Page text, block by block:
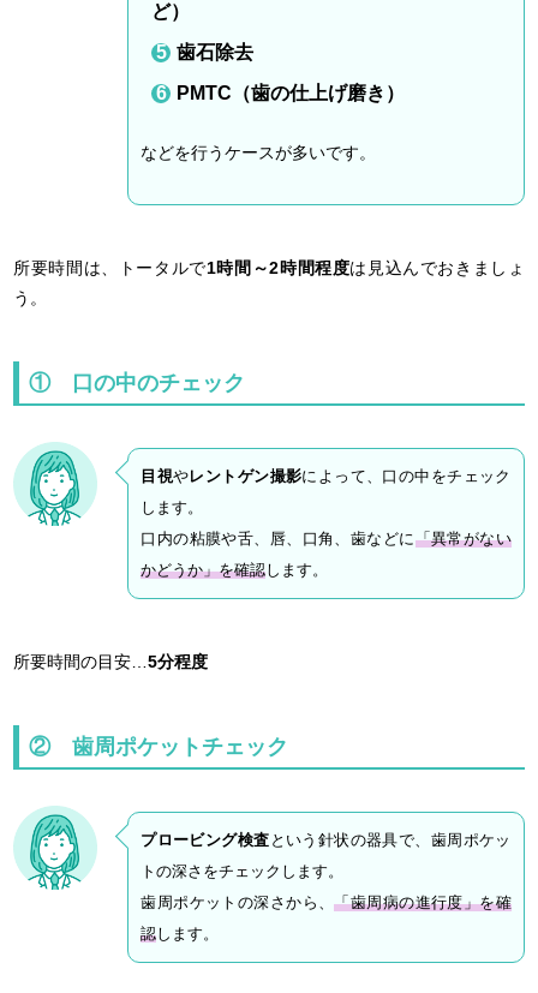
ど）
歯石除去
PMTC（歯の仕上げ磨き）
などを行うケースが多いです。
所要時間は、トータルで1時間～2時間程度は見込んでおきましょ
う。
① 口の中のチェック
目視やレントゲン撮影によって、口の中をチェック
します。
口内の粘膜や舌、唇、口角、歯などに「異常がない
かどうか」を確認します。
所要時間の目安…5分程度
② 歯周ポケットチェック
プロービング検査 という針状の器具で、歯周ポケッ
トの深さをチェックします。
歯周ポケットの深さから、「歯周病の進行度」を確
認します。